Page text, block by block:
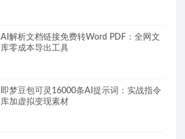
AI解析文档链接免费转Word PDF：全网文
库零成本导出工具
即梦豆包可灵16000条AI提示词：实战指令
库加虚拟变现素材